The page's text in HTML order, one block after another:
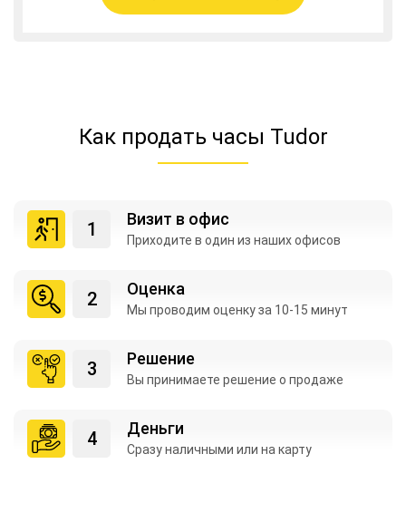
Как продать часы Tudor
Визит в офис
Приходите в один из наших офисов
Оценка
Мы проводим оценкуза 10-15 минут
Решение
Вы принимаете решение о продаже
Деньги
Сразу наличными или на карту